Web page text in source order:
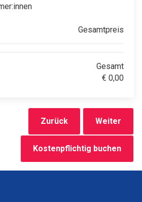
Gesamtpreis
Gesamt
€ 0,00
Zurück Weiter
Kostenpflichtig buchen